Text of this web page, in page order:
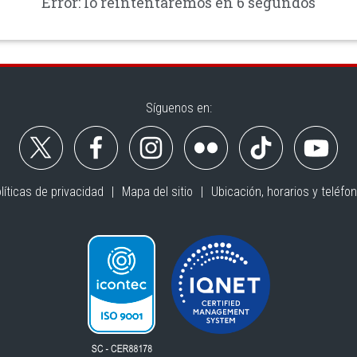
Síguenos en:
de privacidad Mapa del sitio Ubicación, horarios y